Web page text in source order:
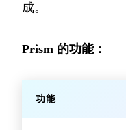
成。
Prism 的功能：
功能